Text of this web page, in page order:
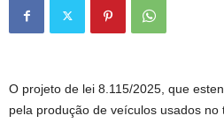
O projeto de lei 8.115/2025, que
pela produção de veículos usados